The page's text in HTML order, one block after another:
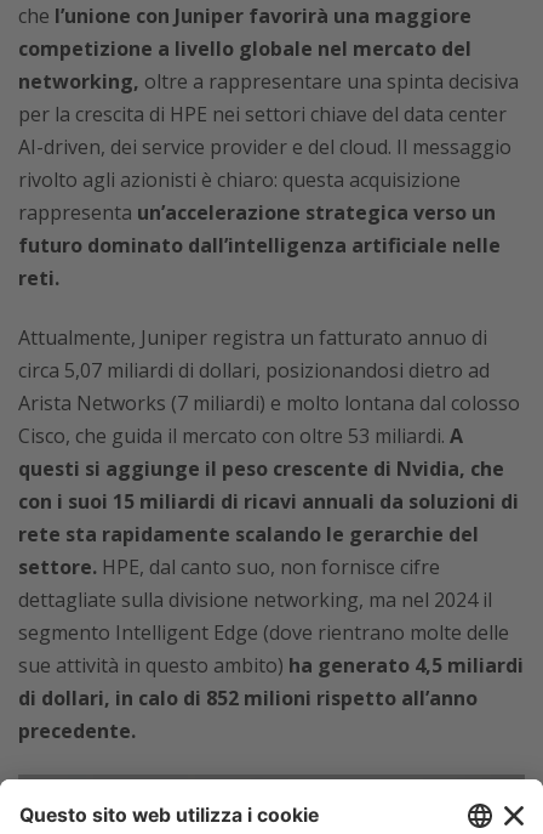
che l’unione con Juniper favorirà una maggiore
competizione a livello globale nel mercato del
networking, oltre a rappresentare una spinta decisiva
per la crescita di HPE nei settori chiave del data center
AI-driven, dei service provider e del cloud. Il messaggio
rivolto agli azionisti è chiaro: questa acquisizione
rappresenta un’accelerazione strategica verso un
futuro dominato dall’intelligenza artificiale nelle
reti.
Attualmente, Juniper registra un fatturato annuo di
circa 5,07 miliardi di dollari, posizionandosi dietro ad
Arista Networks (7 miliardi) e molto lontana dal colosso
Cisco, che guida il mercato con oltre 53 miliardi. A
questi si aggiunge il peso crescente di Nvidia, che
con i suoi 15 miliardi di ricavi annuali da soluzioni di
rete sta rapidamente scalando le gerarchie del
settore. HPE, dal canto suo, non fornisce cifre
dettagliate sulla divisione networking, ma nel 2024 il
segmento Intelligent Edge (dove rientrano molte delle
sue attività in questo ambito) ha generato 4,5 miliardi
di dollari, in calo di 852 milioni rispetto all’anno
precedente.